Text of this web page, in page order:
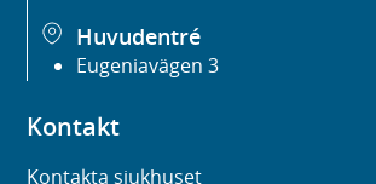
Huvudentré
Eugeniavägen 3
Kontakt
Kontakta sjukhuset